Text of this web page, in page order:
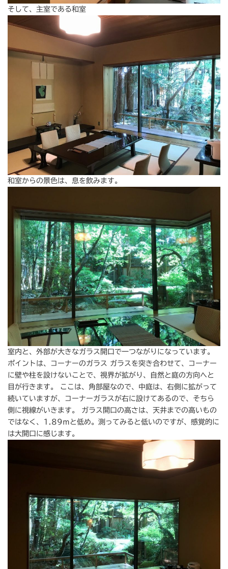
そして、主室である和室
和室からの景色は、息を飲みます。
室内と、外部が大きなガラス開口で一つながりになっています。
ポイントは、コーナーのガラス ガラスを突き合わせて、コーナー
に壁や柱を設けないことで、視界が拡がり、自然と庭の方向へと
目が行きます。 ここは、角部屋なので、中庭は、右側に拡がって
続いていますが、コーナーガラスが右に設けてあるので、そちら
側に視線がいきます。 ガラス開口の高さは、天井までの高いもの
ではなく、1.89ｍと低め。測ってみると低いのですが、感覚的に
は大開口に感じます。